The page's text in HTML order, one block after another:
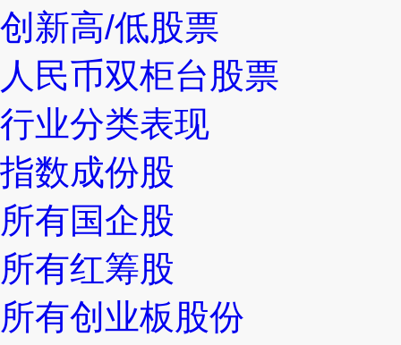
创新高/低股票
人民币双柜台股票
行业分类表现
指数成份股
所有国企股
所有红筹股
所有创业板股份